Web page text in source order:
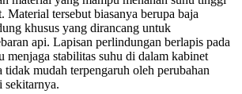
Material tersebut biasanya berupa baja
khusus yang dirancang untuk
api. Lapisan perlindungan berlapis pada
menjaga stabilitas suhu di dalam kabinet
tidak mudah terpengaruh oleh perubahan